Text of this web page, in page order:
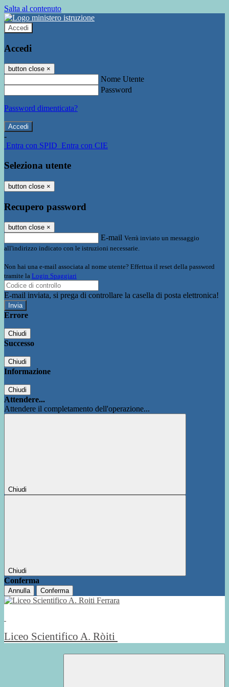
Salta al contenuto
Accedi
Accedi
button close ×
Nome Utente
Password
Password dimenticata?
-
Entra con SPID Entra con CIE
Seleziona utente
button close ×
Recupero password
button close ×
E-mail Verrà inviato un messaggio
all'indirizzo indicato con le istruzioni necessarie.
Non hai una e-mail associata al nome utente? Effettua il reset della password
tramite la Login Spaggiari
E-mail inviata, si prega di controllare la casella di posta elettronica!
Errore
Chiudi
Successo
Chiudi
Informazione
Chiudi
Attendere...
Attendere il completamento dell'operazione...
Chiudi
Chiudi
Conferma
Annulla Conferma
Liceo Scientifico A. Ròiti